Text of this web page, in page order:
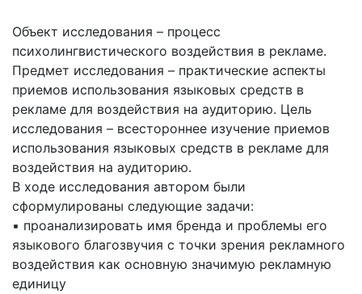
Объект исследования – процесс
психолингвистического воздействия в рекламе.
Предмет исследования – практические аспекты
приемов использования языковых средств в
рекламе для воздействия на аудиторию. Цель
исследования – всестороннее изучение приемов
использования языковых средств в рекламе для
воздействия на аудиторию.
В ходе исследования автором были
сформулированы следующие задачи:
▪ проанализировать имя бренда и проблемы его
языкового благозвучия с точки зрения рекламного
воздействия как основную значимую рекламную
единицу